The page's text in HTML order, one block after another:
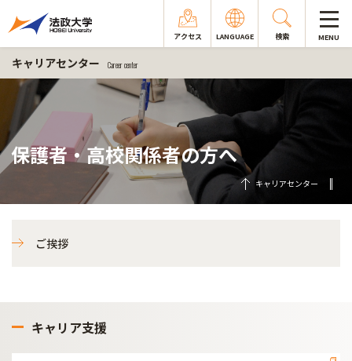
アクセス LANGUAGE 検索 MENU
キャリアセンター Career center
保護者・高校関係者の方へ
キャリアセンター
ご挨拶
キャリア支援